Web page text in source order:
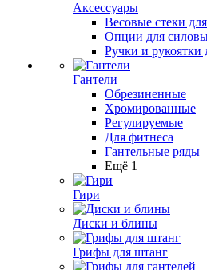
Аксессуары
Весовые стеки
Опции для
Ручки и рукоятки
Гантели
Обрезиненные
Хромированные
Регулируемые
Для фитнеса
Гантельные ряды
Ещё 1
Гири
Диски и блины
Грифы для штанг